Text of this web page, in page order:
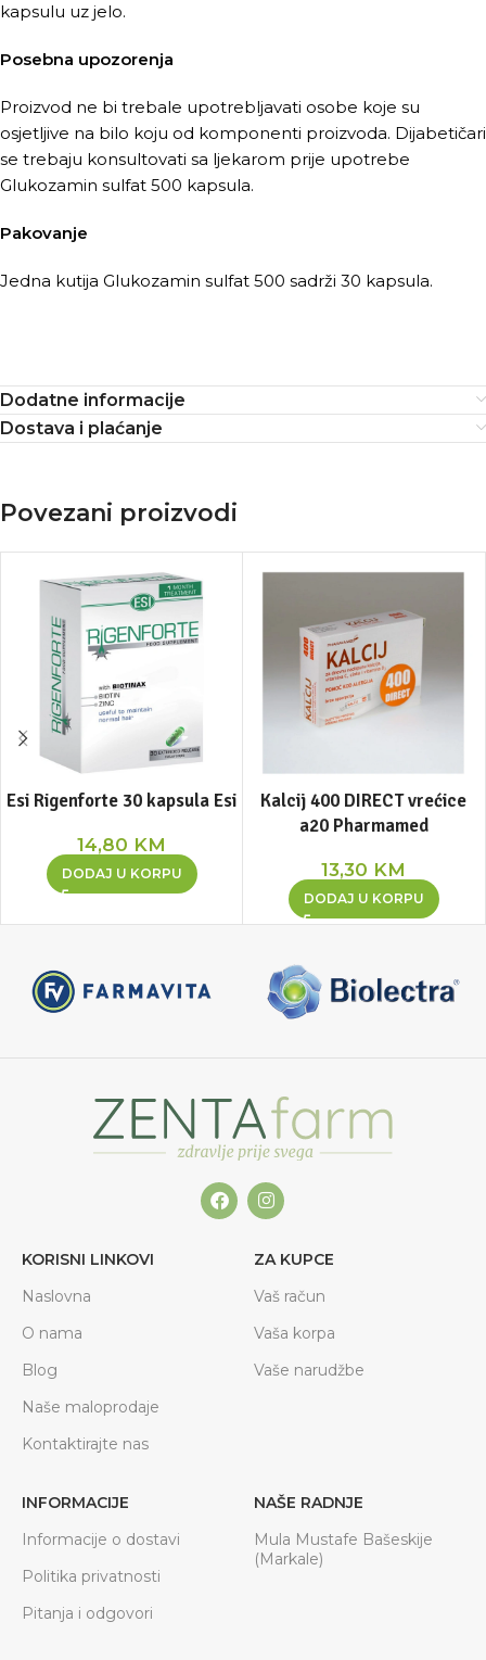
kapsulu uz jelo.
Posebna upozorenja
Proizvod ne bi trebale upotrebljavati osobe koje su
osjetljive na bilo koju od komponenti proizvoda. Dijabetičari
se trebaju konsultovati sa ljekarom prije upotrebe
Glukozamin sulfat 500 kapsula.
Pakovanje
Jedna kutija Glukozamin sulfat 500 sadrži 30 kapsula.
Dodatne informacije
Dostava i plaćanje
Povezani proizvodi
Esi Rigenforte 30 kapsula Esi
14,80 KM
DODAJ U KORPU
Kalcij 400 DIRECT vrećice
a20 Pharmamed
13,30 KM
DODAJ U KORPU
KORISNI LINKOVI
Naslovna
O nama
Blog
Naše maloprodaje
Kontaktirajte nas
ZA KUPCE
Vaš račun
Vaša korpa
Vaše narudžbe
INFORMACIJE
Informacije o dostavi
Politika privatnosti
Pitanja i odgovori
NAŠE RADNJE
Mula Mustafe Bašeskije
(Markale)